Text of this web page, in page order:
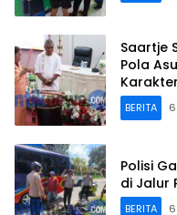
Saartje
Pola
BERITA
Polisi
di Jalur
BERITA